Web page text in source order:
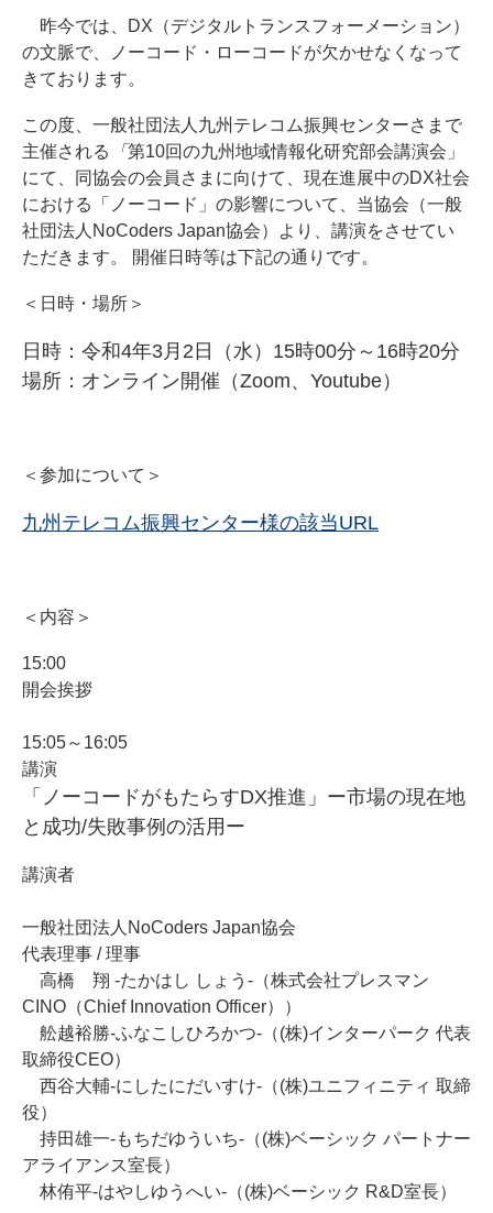
昨今では、DX（デジタルトランスフォーメーション）
の文脈で、ノーコード・ローコードが欠かせなくなって
きております。
この度、一般社団法人九州テレコム振興センターさまで
主催される
「第10回の九州地域情報化研究部会講演会」
にて、同協会の会員さまに向けて、現在進展中のDX社会
における「ノーコード」の影響について、当協会（一般
社団法人NoCoders Japan協会）より、講演をさせてい
ただきます。 開催日時等は下記の通りです。
＜日時・場所＞
日時：令和4年3月2日（水）15時00分～16時20分
場所：オンライン開催（Zoom、Youtube）
＜参加について＞
九州テレコム振興センター様の該当URL
＜内容＞
15:00
開会挨拶
15:05～16:05
講演
「ノーコードがもたらすDX推進」ー市場の現在地
と成功/失敗事例の活用ー
講演者
一般社団法人NoCoders Japan協会
代表理事 / 理事
高橋 翔 -たかはし しょう-（株式会社プレスマン
CINO（Chief Innovation Officer））
舩越裕勝-ふなこしひろかつ-（(株)インターパーク 代表
取締役CEO）
西谷大輔-にしたにだいすけ-（(株)ユニフィニティ 取締
役）
持田雄一-もちだゆういち-（(株)ベーシック パートナー
アライアンス室長）
林侑平-はやしゆうへい-（(株)ベーシック R&D室長）